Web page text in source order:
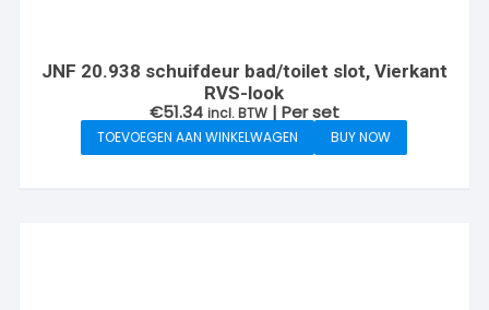
JNF 20.938 schuifdeur bad/toilet slot, Vierkant
RVS-look
€51.34 incl. BTW | Per set
TOEVOEGEN AAN WINKELWAGEN BUY NOW